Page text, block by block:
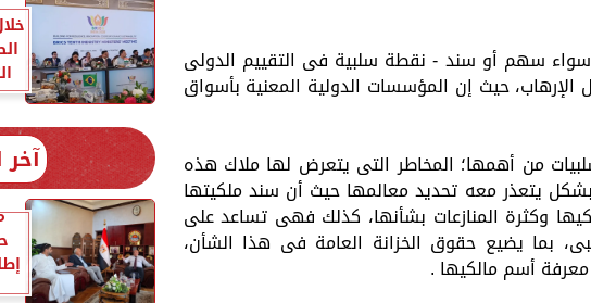
سواء سهم أو سند - نقطة سلبية فى التقييم الدولى
حيث إن المؤسسات الدولية المعنية بأسواق
من أهمها؛ المخاطر التى يتعرض لها ملاك هذه
يتعذر معه تحديد معالمها حيث أن سند ملكيتها
وكثرة المنازعات بشأنها، كذلك فهى تساعد على
بما يضيع حقوق الخزانة العامة فى هذا الشأن،
أسم مالكيها .
آخر